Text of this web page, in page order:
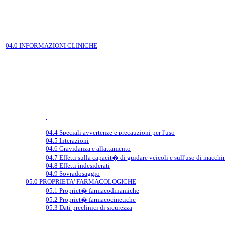
04.0 INFORMAZIONI CLINICHE
04.4 Speciali avvertenze e precauzioni per l'uso
04.5 Interazioni
04.6 Gravidanza e allattamento
04.7 Effetti sulla capacit� di guidare veicoli e sull'uso di
04.8 Effetti indesiderati
04.9 Sovradosaggio
05.0 PROPRIETA' FARMACOLOGICHE
05.1 Propriet� farmacodinamiche
05.2 Propriet� farmacocinetiche
05.3 Dati preclinici di sicurezza